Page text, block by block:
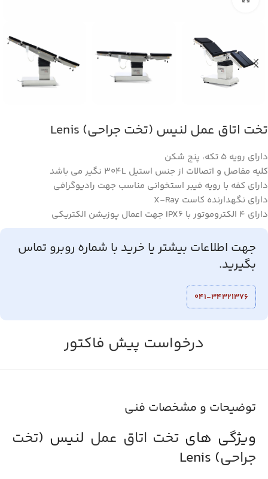
تخت اتاق عمل لنیس (تخت جراحی) Lenis
دارای رویه 5 تکه، پنج شکن
کلیه مفاصل و اتصالات از جنس استیل 304L نگیر می باشد
دارای کفه با رویه فیبر استخوانی مناسب جهت رادیوگرافی
دارای نگهدارنده کاست X-Ray
دارای 4 الکتروموتور با IPX6 جهت اعمال پوزیشن الکتریکی
جهت اطلاعات بیشتر یا خرید با شماره روبرو تماس
بگیرید.
041-34321376
درخواست پیش فاکتور
توضیحات و مشخصات فنی
ویژگی های تخت اتاق عمل لنیس (تخت
جراحی) Lenis